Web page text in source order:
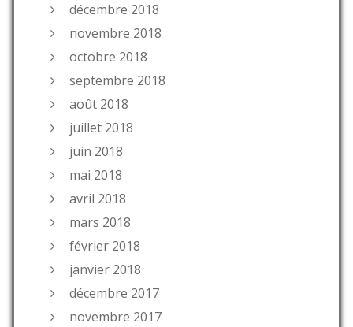
décembre 2018
novembre 2018
octobre 2018
septembre 2018
août 2018
juillet 2018
juin 2018
mai 2018
avril 2018
mars 2018
février 2018
janvier 2018
décembre 2017
novembre 2017